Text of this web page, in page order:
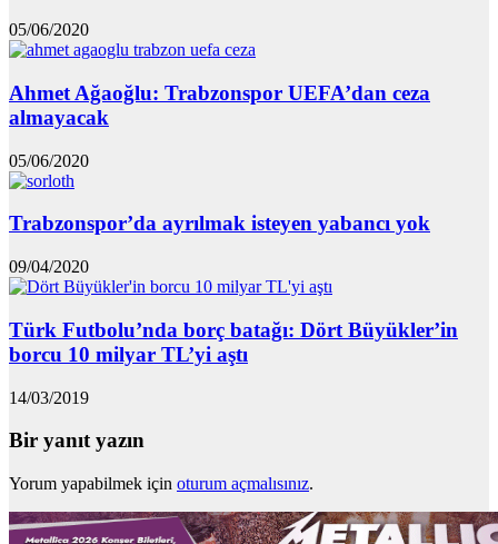
05/06/2020
Ahmet Ağaoğlu: Trabzonspor UEFA’dan ceza
almayacak
05/06/2020
Trabzonspor’da ayrılmak isteyen yabancı yok
09/04/2020
Türk Futbolu’nda borç batağı: Dört Büyükler’in
borcu 10 milyar TL’yi aştı
14/03/2019
Bir yanıt yazın
Yorum yapabilmek için oturum açmalısınız.